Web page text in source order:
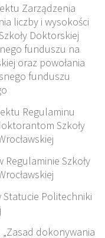
Zarządzenia
liczby i wysokości
Doktorskiej
funduszu na
oraz powołania
funduszu
Regulaminu
Szkoły
Szkoły
Statucie Politechniki
dokonywania